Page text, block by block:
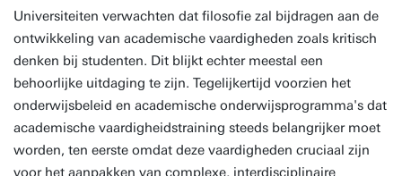
Universiteiten verwachten dat filosofie zal bijdragen aan de
ontwikkeling van academische vaardigheden zoals kritisch
denken bij studenten. Dit blijkt echter meestal een
behoorlijke uitdaging te zijn. Tegelijkertijd voorzien het
onderwijsbeleid en academische onderwijsprogramma's dat
academische vaardigheidstraining steeds belangrijker moet
worden, ten eerste omdat deze vaardigheden cruciaal zijn
voor het aanpakken van complexe, interdisciplinaire